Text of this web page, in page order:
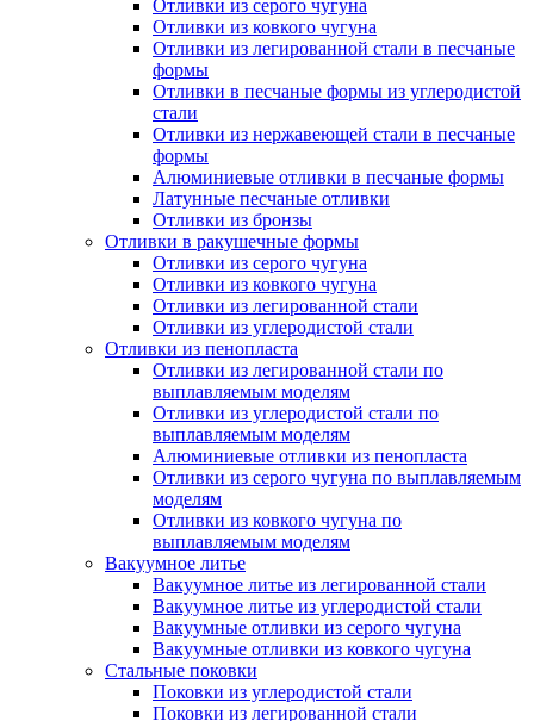
Отливки из серого чугуна
Отливки из ковкого чугуна
Отливки из легированной стали в песчаные
формы
Отливки в песчаные формы из углеродистой
стали
Отливки из нержавеющей стали в песчаные
формы
Алюминиевые отливки в песчаные формы
Латунные песчаные отливки
Отливки из бронзы
Отливки в ракушечные формы
Отливки из серого чугуна
Отливки из ковкого чугуна
Отливки из легированной стали
Отливки из углеродистой стали
Отливки из пенопласта
Отливки из легированной стали по
выплавляемым моделям
Отливки из углеродистой стали по
выплавляемым моделям
Алюминиевые отливки из пенопласта
Отливки из серого чугуна по выплавляемым
моделям
Отливки из ковкого чугуна по
выплавляемым моделям
Вакуумное литье
Вакуумное литье из легированной стали
Вакуумное литье из углеродистой стали
Вакуумные отливки из серого чугуна
Вакуумные отливки из ковкого чугуна
Стальные поковки
Поковки из углеродистой стали
Поковки из легированной стали